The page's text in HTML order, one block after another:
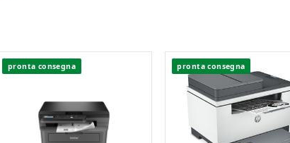
pronta consegna pronta consegna